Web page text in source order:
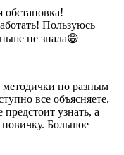
обстановка!
Пользуюсь
не знала😁
методички по разным
все объясняете.
узнать, а
Большое